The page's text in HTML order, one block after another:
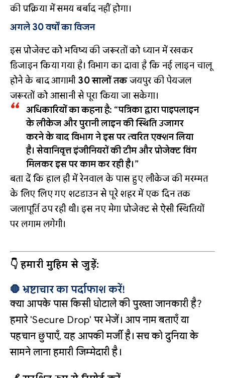
की प्रक्रिया में समय बर्बाद नहीं होगा।
अगले 30 वर्षों का विजन
इस प्रोजेक्ट को भविष्य की जरूरतों को ध्यान में रखकर
डिजाइन किया गया है। विभाग का दावा है कि नई लाइन चालू
होने के बाद आगामी 30 सालों तकजयपुर की पेयजल
जरूरतों को आसानी से पूरा किया जा सकेगा।
अधिकारियों का कहना है: “पत्रिका द्वारा पाइपलाइन
के लीकेज और पुरानी लाइन की स्थिति उजागर
करने के बाद विभाग ने इस पर त्वरित एक्शन लिया
है। सेवानिवृत्त इंजीनियरों की टीम और प्रोजेक्ट विंग
मिलकर इस पर काम कर रही है।”
बता दें कि हाल ही में रेनवाल के पास हुए लीकेज की मरम्मत
के लिए लिए गए शटडाउन से पूरे शहर में एक दिन तक
जलापूर्ति ठप रही थी। इस नए मेगा प्रोजेक्ट से ऐसी स्थितियों
पर लगाम लगेगी।
👇 हमारी मुहिम से जुड़ें:
🛑 भ्रष्टाचार का पर्दाफाश करें!
क्या आपके पास किसी घोटाले की पुख्ता जानकारी है?
हमारे 'Secure Drop' पर भेजें। आप नाम बताएँ या
पहचान छुपाएँ, यह आपकी मर्जी है। सच को दुनिया के
सामने लाना हमारी जिम्मेदारी है।